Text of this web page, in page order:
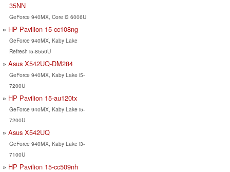
35NN
GeForce 940MX, Core i3 6006U
HP Pavilion 15-cc108ng
GeForce 940MX, Kaby Lake
Refresh i5-8550U
Asus X542UQ-DM284
GeForce 940MX, Kaby Lake i5-
7200U
HP Pavilion 15-au120tx
GeForce 940MX, Kaby Lake i5-
7200U
Asus X542UQ
GeForce 940MX, Kaby Lake i3-
7100U
HP Pavilion 15-cc509nh